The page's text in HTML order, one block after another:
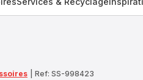
?
Ref: SS-998423